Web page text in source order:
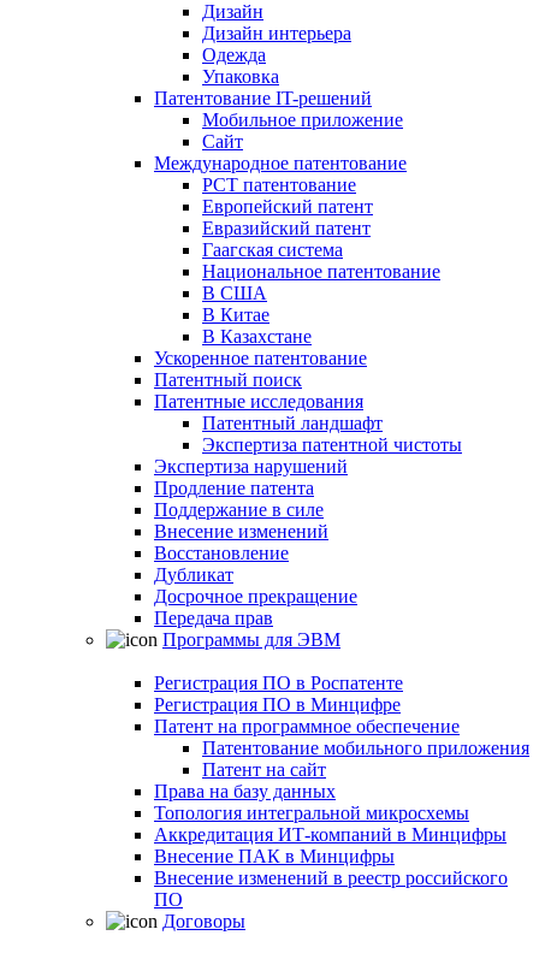
Дизайн
Дизайн интерьера
Одежда
Упаковка
Патентование IT-решений
Мобильное приложение
Сайт
Международное патентование
PCT патентование
Европейский патент
Евразийский патент
Гаагская система
Национальное патентование
В США
В Китае
В Казахстане
Ускоренное патентование
Патентный поиск
Патентные исследования
Патентный ландшафт
Экспертиза патентной чистоты
Экспертиза нарушений
Продление патента
Поддержание в силе
Внесение изменений
Восстановление
Дубликат
Досрочное прекращение
Передача прав
Программы для ЭВМ
Регистрация ПО в Роспатенте
Регистрация ПО в Минцифре
Патент на программное обеспечение
Патентование мобильного приложения
Патент на сайт
Права на базу данных
Топология интегральной микросхемы
Аккредитация ИТ-компаний в Минцифры
Внесение ПАК в Минцифры
Внесение изменений в реестр российского
ПО
Договоры